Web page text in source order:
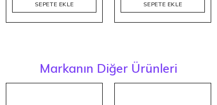
SEPETE EKLE SEPETE EKLE
Markanın Diğer Ürünleri